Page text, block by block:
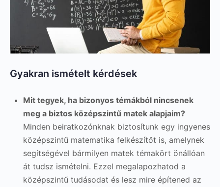
Gyakran ismételt kérdések
Mit tegyek, ha bizonyos témákból nincsenek
meg a biztos középszintű matek alapjaim?
Minden beiratkozónknak biztosítunk egy ingyenes
középszintű matematika felkészítőt is, amelynek
segítségével bármilyen matek témakört önállóan
át tudsz ismételni. Ezzel megalapozhatod a
középszintű tudásodat és lesz mire építened az